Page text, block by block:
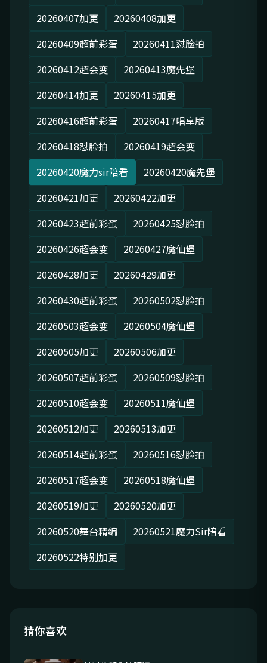
20260407加更
20260408加更
20260409超前彩蛋
20260411怼脸拍
20260412超会变
20260413魔先堡
20260414加更
20260415加更
20260416超前彩蛋
20260417唱享版
20260418怼脸拍
20260419超会变
20260420魔力sir陪看
20260420魔先堡
20260421加更
20260422加更
20260423超前彩蛋
20260425怼脸拍
20260426超会变
20260427魔仙堡
20260428加更
20260429加更
20260430超前彩蛋
20260502怼脸拍
20260503超会变
20260504魔仙堡
20260505加更
20260506加更
20260507超前彩蛋
20260509怼脸拍
20260510超会变
20260511魔仙堡
20260512加更
20260513加更
20260514超前彩蛋
20260516怼脸拍
20260517超会变
20260518魔仙堡
20260519加更
20260520加更
20260520舞台精编
20260521魔力Sir陪看
20260522特别加更
猜你喜欢